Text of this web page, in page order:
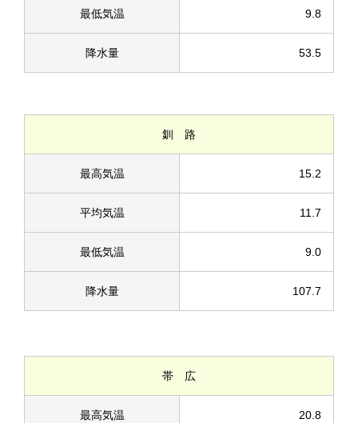
最低気温 9.8
降水量 53.5
釧 路
最高気温 15.2
平均気温 11.7
最低気温 9.0
降水量 107.7
帯 広
最高気温 20.8